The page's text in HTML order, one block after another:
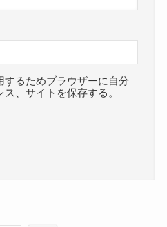
するためブラウザーに自分
、サイトを保存する。